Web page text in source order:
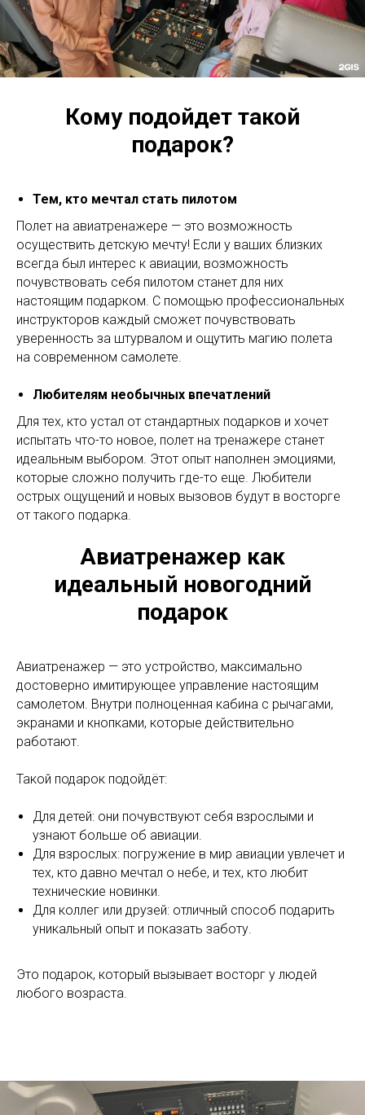
Кому подойдет такой
подарок?
Тем, кто мечтал стать пилотом
Полет на авиатренажере — это возможность
осуществить детскую мечту! Если у ваших близких
всегда был интерес к авиации, возможность
почувствовать себя пилотом станет для них
настоящим подарком. С помощью профессиональных
инструкторов каждый сможет почувствовать
уверенность за штурвалом и ощутить магию полета
на современном самолете.
Любителям необычных впечатлений
Для тех, кто устал от стандартных подарков и хочет
испытать что-то новое, полет на тренажере станет
идеальным выбором. Этот опыт наполнен эмоциями,
которые сложно получить где-то еще. Любители
острых ощущений и новых вызовов будут в восторге
от такого подарка.
Авиатренажер как
идеальный новогодний
подарок
Авиатренажер — это устройство, максимально
достоверно имитирующее управление настоящим
самолетом. Внутри полноценная кабина с рычагами,
экранами и кнопками, которые действительно
работают.
Такой подарок подойдёт:
Для детей: они почувствуют себя взрослыми и
узнают больше об авиации.
Для взрослых: погружение в мир авиации увлечет и
тех, кто давно мечтал о небе, и тех, кто любит
технические новинки.
Для коллег или друзей: отличный способ подарить
уникальный опыт и показать заботу.
Это подарок, который вызывает восторг у людей
любого возраста.